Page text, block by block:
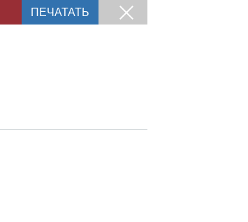
ПЕЧАТАТЬ